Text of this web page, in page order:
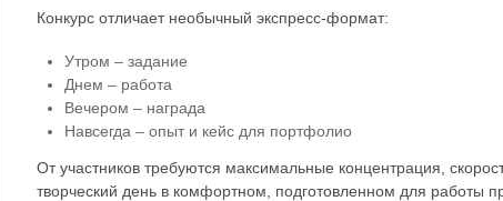
Конкурс отличает необычный экспресс-формат:
Утром – задание
Днем – работа
Вечером – награда
Навсегда – опыт и кейс для портфолио
От участников требуются максимальные концентрация,
творческий день в комфортном, подготовленном для работы